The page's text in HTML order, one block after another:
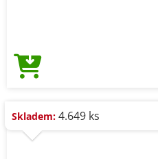
Skladem: 4.649 ks